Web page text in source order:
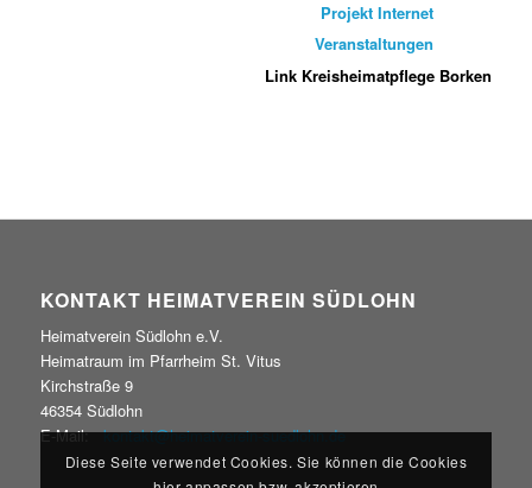
Projekt Internet
Veranstaltungen
Link Kreisheimatpflege Borken
KONTAKT HEIMATVEREIN SÜDLOHN
Heimatverein Südlohn e.V.
Heimatraum im Pfarrheim St. Vitus
Kirchstraße 9
46354 Südlohn
E-Mail:kontakt@heimatverein-suedlohn.de
Diese Seite verwendet Cookies. Sie können die Cookies